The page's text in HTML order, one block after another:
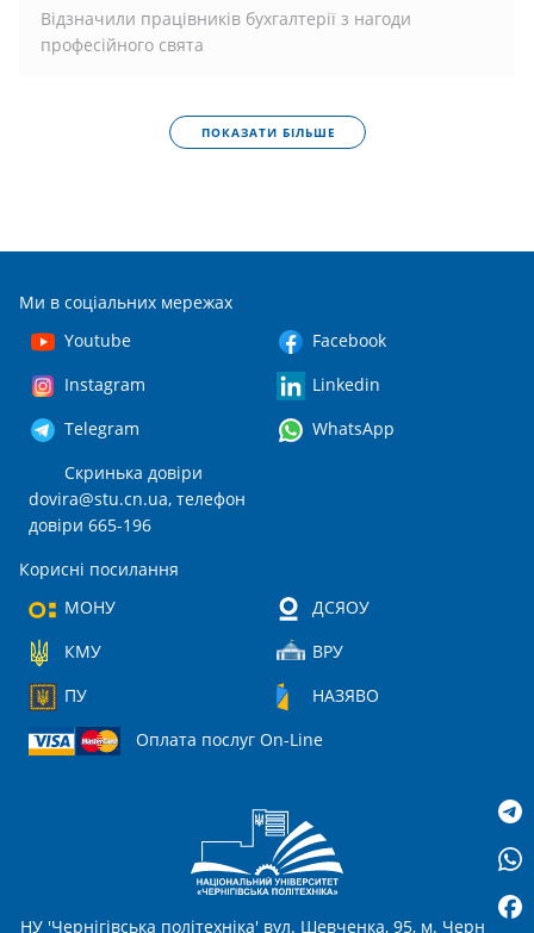
Відзначили працівників бухгалтерії з нагоди
професійного свята
ПОКАЗАТИ БІЛЬШЕ
Ми в соціальних мережах
Youtube
Facebook
Instagram
Linkedin
Telegram
WhatsApp
Скринька довіри
dovira@stu.cn.ua, телефон
довіри 665-196
Корисні посилання
МОНУ
ДСЯОУ
КМУ
ВРУ
ПУ
НАЗЯВО
Оплата послуг On-Line
НУ 'Чернігівська політехніка' вул. Шевченка, 95, м. Чернігів,